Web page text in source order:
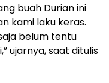
buah Durian ini
kami laku keras.
belum tentu
ujarnya, saat ditulis